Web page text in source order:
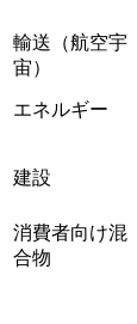
輸送（航空宇
宙）
エネルギー
建設
消費者向け混
合物